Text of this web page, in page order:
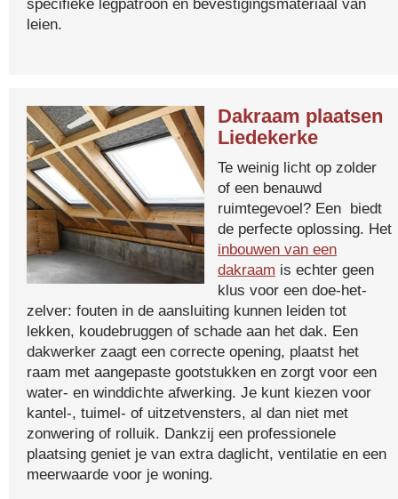
specifieke legpatroon en bevestigingsmateriaal van
leien.
Dakraam plaatsen
Liedekerke
Te weinig licht op zolder
of een benauwd
ruimtegevoel? Een biedt
de perfecte oplossing. Het
inbouwen van een
dakraam is echter geen
klus voor een doe-het-
zelver: fouten in de aansluiting kunnen leiden tot
lekken, koudebruggen of schade aan het dak. Een
dakwerker zaagt een correcte opening, plaatst het
raam met aangepaste gootstukken en zorgt voor een
water- en winddichte afwerking. Je kunt kiezen voor
kantel-, tuimel- of uitzetvensters, al dan niet met
zonwering of rolluik. Dankzij een professionele
plaatsing geniet je van extra daglicht, ventilatie en een
meerwaarde voor je woning.